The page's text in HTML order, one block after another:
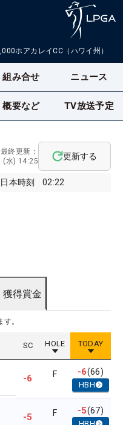
ホアカレイCC（ハワイ州）
組み合せ ニュース
概要など TV放送予定
日本時刻 02:22
終更新：
(水) 14:25
更新する
獲得賞金
。
SC HOLE TODAY
-6 F -6(66)
HBH
-5 F -5(67)